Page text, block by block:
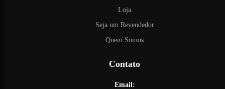
Loja
Seja um Revendedor
Quem Somos
Contato
Email: